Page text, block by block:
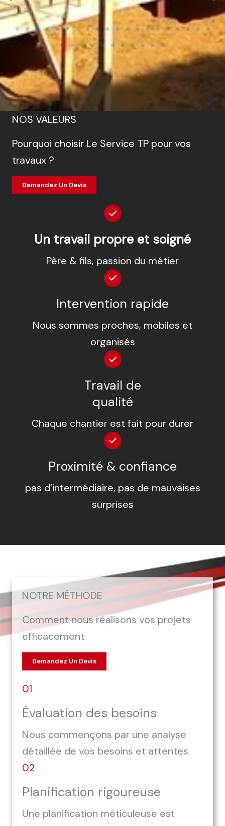
NOS VALEURS
Pourquoi choisir Le Service TP pour vos
travaux ?
Demandez Un Devis
Un travail propre et soigné
Père & fils, passion du métier
Intervention rapide
Nous sommes proches, mobiles et
organisés
Travail de
qualité
Chaque chantier est fait pour durer
Proximité & confiance
pas d’intermédiaire, pas de mauvaises
surprises
NOTRE MÉTHODE
Comment nous réalisons vos projets
efficacement
Demandez Un Devis
01
Évaluation des besoins
Nous commençons par une analyse
détaillée de vos besoins et attentes.
02
Planification rigoureuse
Une planification méticuleuse est